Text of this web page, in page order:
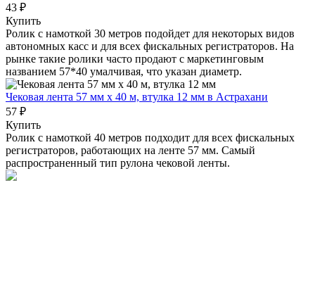
43 ₽
Купить
Ролик с намоткой 30 метров подойдет для некоторых видов
автономных касс и для всех фискальных регистраторов. На
рынке такие ролики часто продают с маркетинговым
названием 57*40 умалчивая, что указан диаметр.
Чековая лента 57 мм x 40 м, втулка 12 мм в Астрахани
57 ₽
Купить
Ролик с намоткой 40 метров подходит для всех фискальных
регистраторов, работающих на ленте 57 мм. Самый
распространенный тип рулона чековой ленты.